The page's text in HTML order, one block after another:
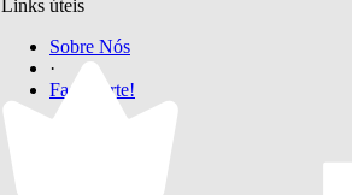
Links úteis
Sobre Nós
·
Faça Parte!